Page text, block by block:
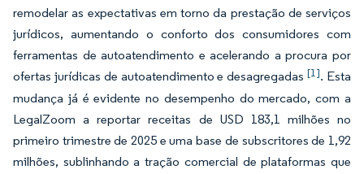
remodelar as expectativas em torno da prestação de serviços
jurídicos, aumentando o conforto dos consumidores com
ferramentas de autoatendimento e acelerando a procura por
ofertas jurídicas de autoatendimento e desagregadas[1]. Esta
mudança já é evidente no desempenho do mercado, com a
LegalZoom a reportar receitas de USD 183,1 milhões no
primeiro trimestre de 2025 e uma base de subscritores de 1,92
milhões, sublinhando a tração comercial de plataformas que